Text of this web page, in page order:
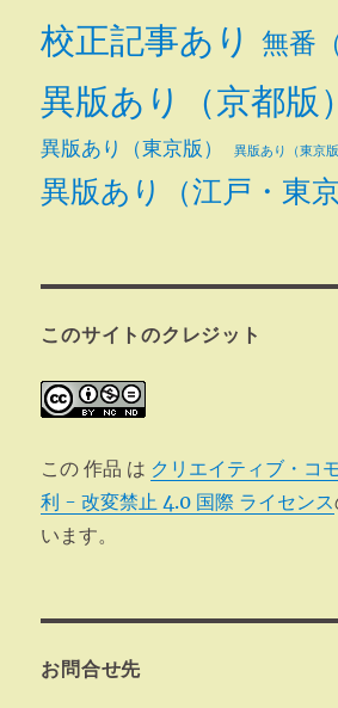
校正記事あり 無番
異版あり（京都版）
異版あり（東京版） 異版あり（東京
異版あり（江戸・東京
このサイトのクレジット
この 作品 は クリエイティブ・コ
利 - 改変禁止 4.0 国際 ライセンス
います。
お問合せ先